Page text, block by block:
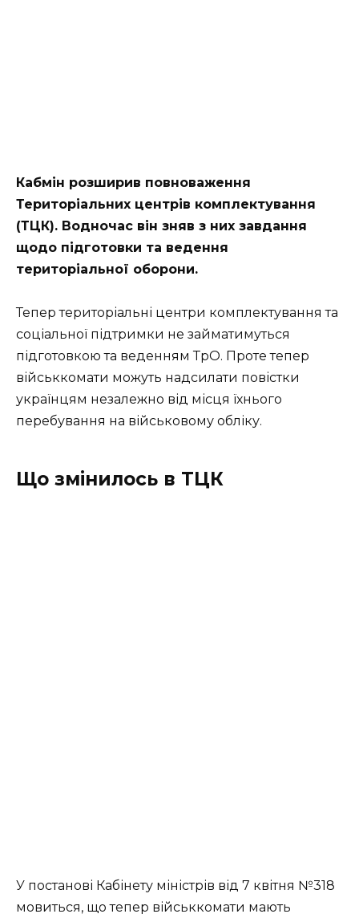
Кабмін розширив повноваження
Територіальних центрів комплектування
(ТЦК). Водночас він зняв з них завдання
щодо підготовки та ведення
територіальної оборони.
Тепер територіальні центри комплектування та
соціальної підтримки не займатимуться
підготовкою та веденням ТрО. Проте тепер
військкомати можуть надсилати повістки
українцям незалежно від місця їхнього
перебування на військовому обліку.
Що змінилось в ТЦК
У постанові Кабінету міністрів від 7 квітня №318
мовиться, що тепер військкомати мають